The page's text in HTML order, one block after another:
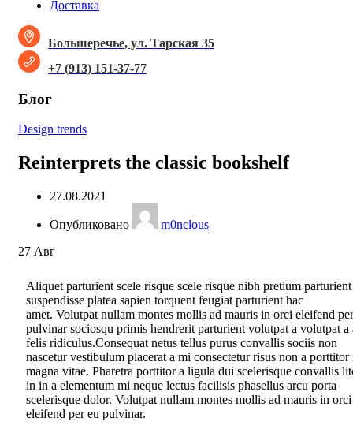
Доставка
Большеречье, ул. Тарская 35
+7 (913) 151-37-77
Блог
Design trends
Reinterprets the classic bookshelf
27.08.2021
Опубликовано
m0nclous
27 Авг
Aliquet parturient scele risque scele risque nibh pretium parturient
suspendisse platea sapien torquent feugiat parturient hac
amet. Volutpat nullam montes mollis ad mauris in orci eleifend
pulvinar sociosqu primis hendrerit parturient volutpat a volutpat a
felis ridiculus.Consequat netus tellus purus convallis sociis non
nascetur vestibulum placerat a mi consectetur risus non a porttitor
magna vitae. Pharetra porttitor a ligula dui scelerisque convallis
in in a elementum mi neque lectus facilisis phasellus arcu porta
scelerisque dolor. Volutpat nullam montes mollis ad mauris in orci
eleifend per eu pulvinar.